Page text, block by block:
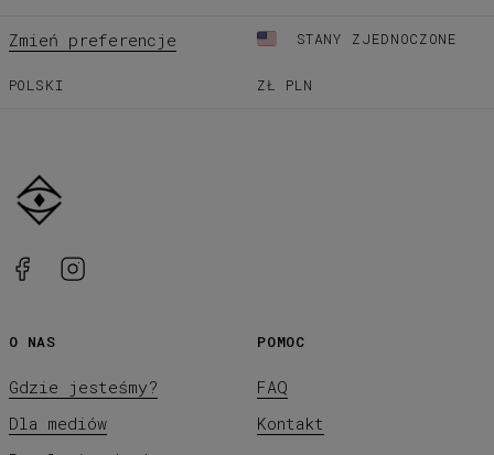
Zmień preferencje STANY ZJEDNOCZONE
POLSKI ZŁ PLN
O NAS
Gdzie jesteśmy?
Dla mediów
POMOC
FAQ
Kontakt